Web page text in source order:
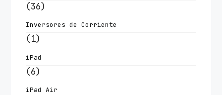
(36)
Inversores de Corriente
(1)
iPad
(6)
iPad Air